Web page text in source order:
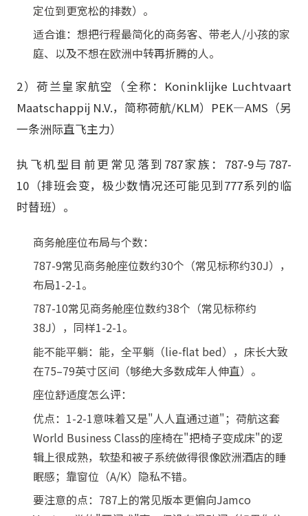
定位到更宽松的排数）。
适合谁：想把行程最简化的商务客、带老人/小孩的家
庭、以及不想在欧洲中转再折腾的人。
2）荷兰皇家航空（全称：Koninklijke Luchtvaart
Maatschappij N.V.，简称荷航/KLM）PEK—AMS（另
一条洲际直飞主力）
执飞机型目前更常见落到787家族：787-9与787-
10（排班会变，极少数情况还可能见到777系列的临
时替班）。
商务舱座位布局与个数：
787-9常见商务舱座位数约30个（常见标称约30J），
布局1-2-1。
787-10常见商务舱座位数约38个（常见标称约
38J），同样1-2-1。
能不能平躺：能，全平躺（lie-flat bed），床长大致
在75–79英寸区间（够绝大多数成年人伸直）。
座位舒适度怎么评：
优点：1-2-1意味着又是"人人直通过道"；荷航这套
World Business Class的座椅在"把椅子变成床"的逻
辑上很成熟，软垫和被子系统做得很像欧洲酒店的睡
眠感；靠窗位（A/K）隐私不错。
要注意的点：787上的常见版本更偏向Jamco